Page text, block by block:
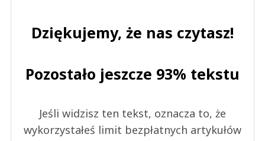
Dziękujemy, że nas czytasz!
Pozostało jeszcze 93% tekstu
Jeśli widzisz ten tekst, oznacza to, że
wykorzystałeś limit bezpłatnych artykułów